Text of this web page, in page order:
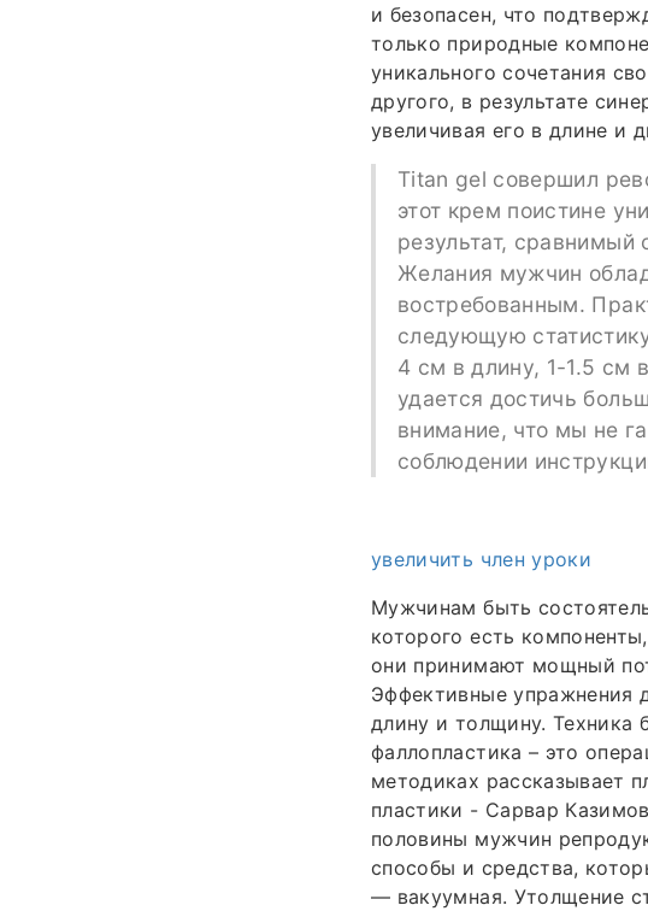
и безопасен, что
только природные
уникального сочетания
другого, в результате
увеличивая его в длине и
Titan gel совершил
этот крем поистине
результат, сравнимый
Желания мужчин
востребованным.
следующую
4 см в длину, 1-1.5 см
удается достичь
внимание, что мы не
соблюдении
увеличить член уроки
Мужчинам быть
которого есть
они принимают мощный
Эффективные упражнения
длину и толщину. Техника
фаллопластика – это
методиках рассказывает
пластики - Сарвар
половины мужчин
способы и средства,
— вакуумная. Утолщение